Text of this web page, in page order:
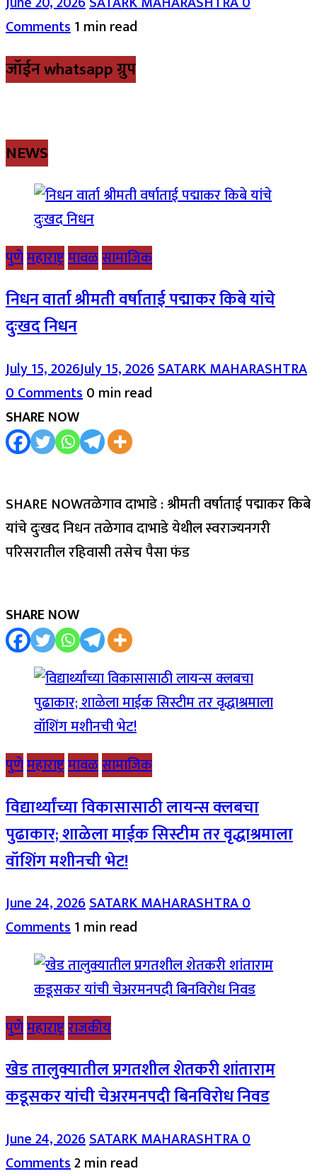
Comments1 min read
जॉईन whatsapp ग्रुप
NEWS
पुणेमहाराष्ट्रमावळसामाजिक
निधन वार्ता श्रीमती वर्षाताई पद्माकर किबे यांचे
दुःखद निधन
July 15, 2026July 15, 2026SATARK MAHARASHTRA
0 Comments0 min read
SHARE NOW
SHARE NOWतळेगाव दाभाडे : श्रीमती वर्षाताई पद्माकर किबे
यांचे दुःखद निधन तळेगाव दाभाडे येथील स्वराज्यनगरी
परिसरातील रहिवासी तसेच पैसा फंड
SHARE NOW
पुणेमहाराष्ट्रमावळसामाजिक
विद्यार्थ्यांच्या विकासासाठी लायन्स क्लबचा
पुढाकार; शाळेला माईक सिस्टीम तर वृद्धाश्रमाला
वॉशिंग मशीनची भेट!
June 24, 2026SATARK MAHARASHTRA0
Comments1 min read
पुणेमहाराष्ट्रराजकीय
खेड तालुक्यातील प्रगतशील शेतकरी शांताराम
कडूसकर यांची चेअरमनपदी बिनविरोध निवड
June 24, 2026SATARK MAHARASHTRA0
Comments2 min read